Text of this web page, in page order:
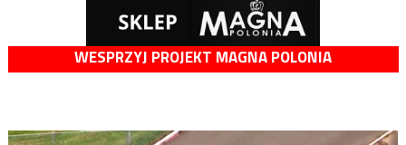
WESPRZYJ PROJEKT MAGNA POLONIA